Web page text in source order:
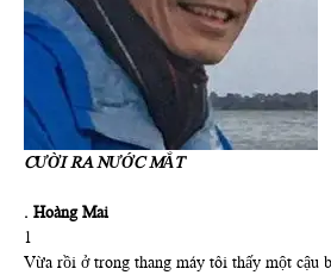
CƯỜI RA NƯỚC MẮT
. Hoàng Mai
1
Vừa rồi ở trong thang máy tôi thấy một cậu